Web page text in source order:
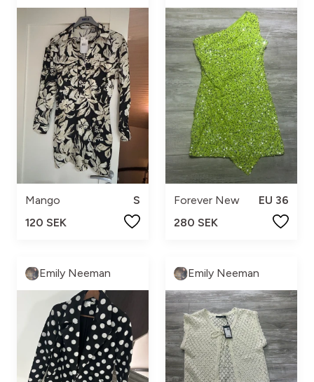
Mango
S
120 SEK
Forever New
EU 36
280 SEK
Emily Neeman Emily Neeman